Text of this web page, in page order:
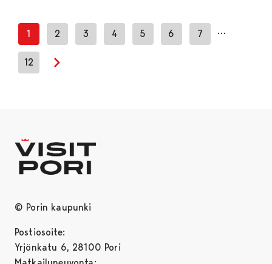
1 2 3 4 5 6 7 …
12
© Porin kaupunki
Postiosoite:
Yrjönkatu 6, 28100 Pori